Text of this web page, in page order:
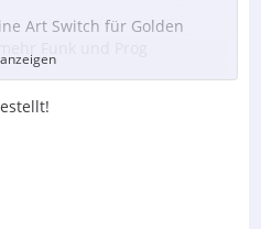
Art Switch für Golden
oder nachfolgenden
Earring mit einem
der
Golden Earring, das 1975
Durchbruchalbums